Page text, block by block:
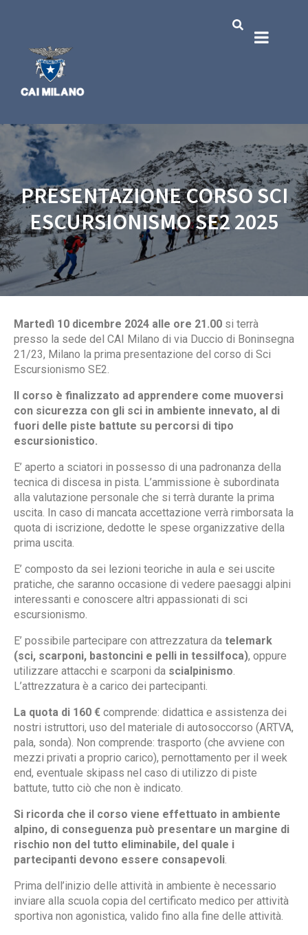
PRESENTAZIONE CORSO SCI
ESCURSIONISMO SE2 2025
Martedì 10 dicembre 2024 alle ore 21.00 si terrà
presso la sede del CAI Milano di via Duccio di Boninsegna
21/23, Milano la prima presentazione del corso di Sci
Escursionismo SE2.
Il corso è finalizzato ad apprendere come muoversi
con sicurezza con gli sci in ambiente innevato, al di
fuori delle piste battute su percorsi di tipo
escursionistico.
E’ aperto a sciatori in possesso di una padronanza della
tecnica di discesa in pista. L’ammissione è subordinata
alla valutazione personale che si terrà durante la prima
uscita. In caso di mancata accettazione verrà rimborsata la
quota di iscrizione, dedotte le spese organizzative della
prima uscita.
E’ composto da sei lezioni teoriche in aula e sei uscite
pratiche, che saranno occasione di vedere paesaggi alpini
interessanti e conoscere altri appassionati di sci
escursionismo.
E’ possibile partecipare con attrezzatura da telemark
(sci, scarponi, bastoncini e pelli in tessilfoca), oppure
utilizzare attacchi e scarponi da scialpinismo.
L’attrezzatura è a carico dei partecipanti.
La quota di 160 € comprende: didattica e assistenza dei
nostri istruttori, uso del materiale di autosoccorso (ARTVA,
pala, sonda). Non comprende: trasporto (che avviene con
mezzi privati a proprio carico), pernottamento per il week
end, eventuale skipass nel caso di utilizzo di piste
battute, tutto ciò che non è indicato.
Si ricorda che il corso viene effettuato in ambiente
alpino, di conseguenza può presentare un margine di
rischio non del tutto eliminabile, del quale i
partecipanti devono essere consapevoli.
Prima dell’inizio delle attività in ambiente è necessario
inviare alla scuola copia del certificato medico per attività
sportiva non agonistica, valido fino alla fine delle attività.